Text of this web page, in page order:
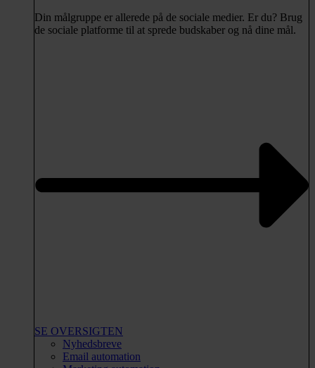
Din målgruppe er allerede på de sociale medier. Er du? Brug
de sociale platforme til at sprede budskaber og nå dine mål.
SE OVERSIGTEN
Nyhedsbreve
Email automation